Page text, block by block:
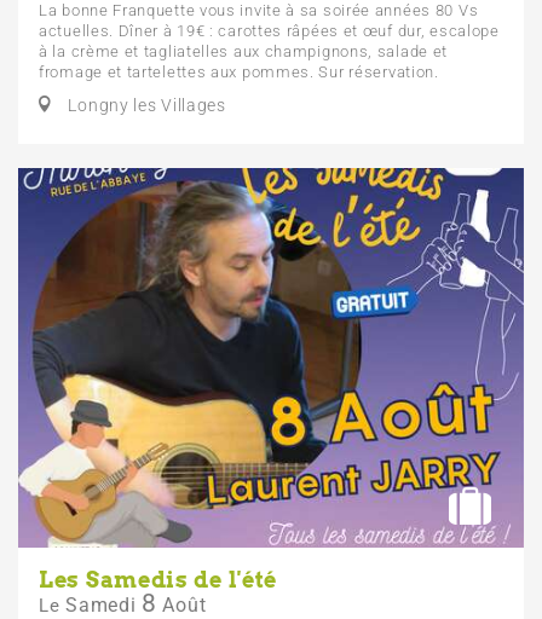
La bonne Franquette vous invite à sa soirée années 80 Vs
actuelles. Dîner à 19€ : carottes râpées et œuf dur, escalope
à la crème et tagliatelles aux champignons, salade et
fromage et tartelettes aux pommes. Sur réservation.
Longny les Villages
Les Samedis de l'été
Le Samedi 8 Août